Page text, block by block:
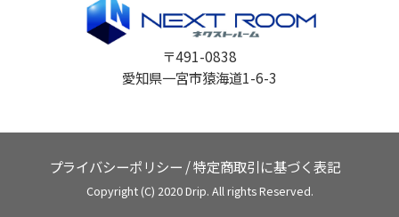
〒491-0838
愛知県一宮市猿海道1-6-3
プライバシーポリシー /特定商取引に基づく表記
Copyright (C) 2020 Drip. All rights Reserved.